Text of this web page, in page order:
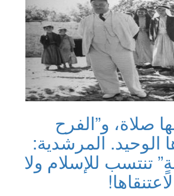
صلاة، و”الفرح
الوحيد. المرشدية:
تنتسب للإسلام ولا